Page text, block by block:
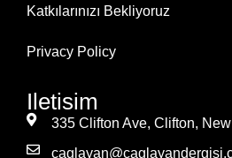
Katkılarınızı Bekliyoruz
Privacy Policy
Iletisim
335 Clifton Ave, Clifton,